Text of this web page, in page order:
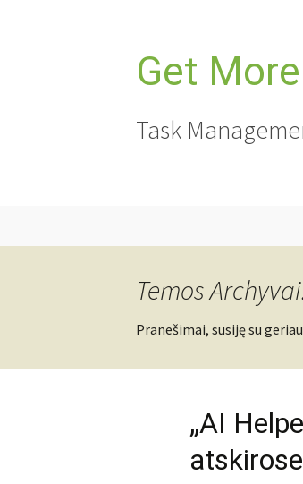
Get
Task
Temos
Pranešimai, susiję su
„AI